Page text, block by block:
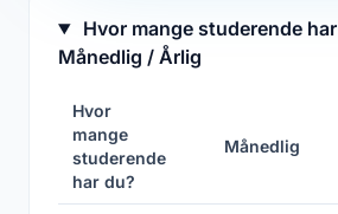
Hvor mange studerende har
Månedlig / Årlig
Hvor
mange
studerende
har du?
Månedlig